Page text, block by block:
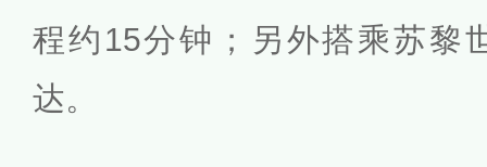
程约15分钟；另外搭乘苏黎
达。